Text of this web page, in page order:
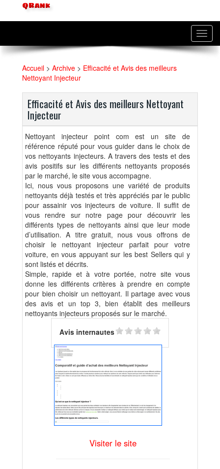
QRank
Accueil > Archive > Efficacité et Avis des meilleurs
Nettoyant Injecteur
Efficacité et Avis des meilleurs Nettoyant
Injecteur
Nettoyant injecteur point com est un site de
référence réputé pour vous guider dans le choix de
vos nettoyants injecteurs. A travers des tests et des
avis positifs sur les différents nettoyants proposés
par le marché, le site vous accompagne.
Ici, nous vous proposons une variété de produits
nettoyants déjà testés et très appréciés par le public
pour assainir vos injecteurs de voiture. Il suffit de
vous rendre sur notre page pour découvrir les
différents types de nettoyants ainsi que leur mode
d’utilisation. A titre gratuit, nous vous offrons de
choisir le nettoyant injecteur parfait pour votre
voiture, en vous appuyant sur les best Sellers qui y
sont listés et décrits.
Simple, rapide et à votre portée, notre site vous
donne les différents critères à prendre en compte
pour bien choisir un nettoyant. Il partage avec vous
des avis et un top 3, bien établit des meilleurs
nettoyants injecteurs proposés sur le marché.
Avis internautes
Visiter le site